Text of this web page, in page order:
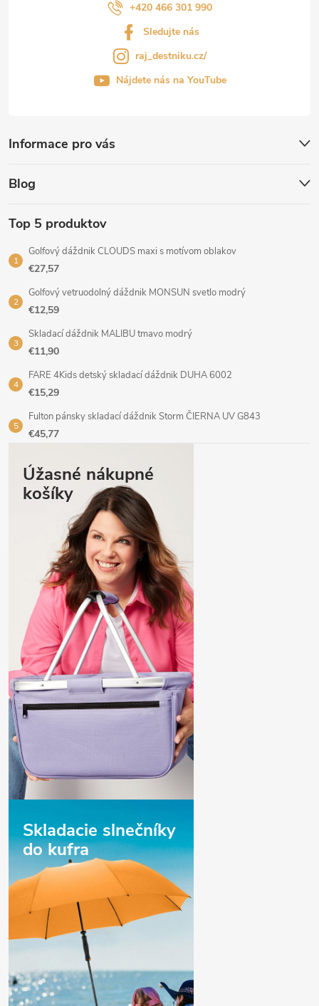
Informace pro vás
Blog
Top 5 produktov
Golfový dáždnik CLOUDS maxi s motívom oblakov
€27,57
Golfový vetruodolný dáždnik MONSUN svetlo modrý
€12,59
Skladací dáždnik MALIBU tmavo modrý
€11,90
FARE 4Kids detský skladací dáždnik DUHA 6002
€15,29
Fulton pánsky skladací dáždnik Storm ČIERNA UV G843
€45,77
+420 466 301 990
Sledujte nás
raj_destniku.cz/
Nájdete nás na YouTube
Úžasné nákupné
košíky
Skladacie slnečníky
do kufra